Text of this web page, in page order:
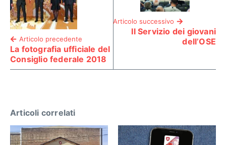
Articolo precedente
La fotografia ufficiale del
Consiglio federale 2018
Articolo successivo
Il Servizio dei giovani
dell’OSE
Articoli correlati